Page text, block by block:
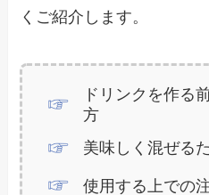
くご紹介します。
ドリンクを作る
方
美味しく混ぜる
使用する上での